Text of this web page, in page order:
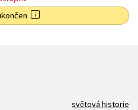
světová historie